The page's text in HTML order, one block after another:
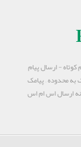
- ارسال پیام
محدوده – پیامک
اس ام اس